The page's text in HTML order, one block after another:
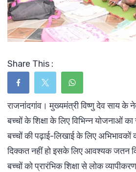
Share This :
राजनांदगांव। मुख्यमंत्री विष्णु देव साय के
बच्चों के शिक्षा के लिए विभिन्न योजनाओं
बच्चों की पढ़ाई-लिखाई के लिए अभिभावकों
दिक्कत नहीं हो इसके लिए आवश्यक जतन
बच्चों को प्रारंभिक शिक्षा से लोक